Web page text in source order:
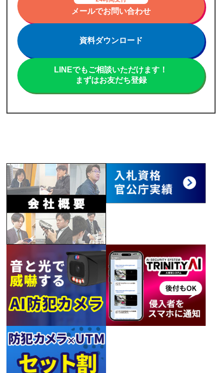
メールでお問い合わせ
資料ダウンロード
LINEでもご相談いただけます！
まずはお友だち登録